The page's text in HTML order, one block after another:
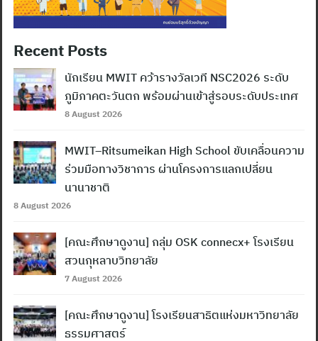
Recent Posts
นักเรียน MWIT คว้ารางวัลเวที NSC2026 ระดับ
ภูมิภาคตะวันตก พร้อมผ่านเข้าสู่รอบระดับประเทศ
8 August 2026
MWIT–Ritsumeikan High School ขับเคลื่อนความ
ร่วมมือทางวิชาการ ผ่านโครงการแลกเปลี่ยน
นานาชาติ
8 August 2026
[คณะศึกษาดูงาน] กลุ่ม OSK connecx+ โรงเรียน
สวนกุหลาบวิทยาลัย
7 August 2026
[คณะศึกษาดูงาน] โรงเรียนสาธิตแห่งมหาวิทยาลัย
ธรรมศาสตร์